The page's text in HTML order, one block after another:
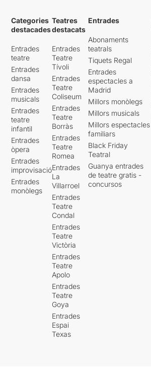
Categories
destacades
Entrades
teatre
Entrades
dansa
Entrades
musicals
Entrades
teatre
infantil
Entrades
òpera
Entrades
improvisació
Entrades
monòlegs
Teatres
destacats
Entrades
Teatre
Tívoli
Entrades
Teatre
Coliseum
Entrades
Teatre
Borràs
Entrades
Teatre
Romea
Entrades
La
Villarroel
Entrades
Teatre
Condal
Entrades
Teatre
Victòria
Entrades
Teatre
Apolo
Entrades
Teatre
Goya
Entrades
Espai
Texas
Entrades
Abonaments
teatrals
Tiquets Regal
Entrades
espectacles a
Madrid
Millors monòlegs
Millors musicals
Millors espectacles
familiars
Black Friday
Teatral
Guanya entrades
de teatre gratis -
concursos